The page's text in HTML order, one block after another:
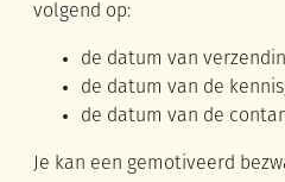
volgend op:
de datum van
de datum van de
de datum van de
Je kan een gemotiveerd